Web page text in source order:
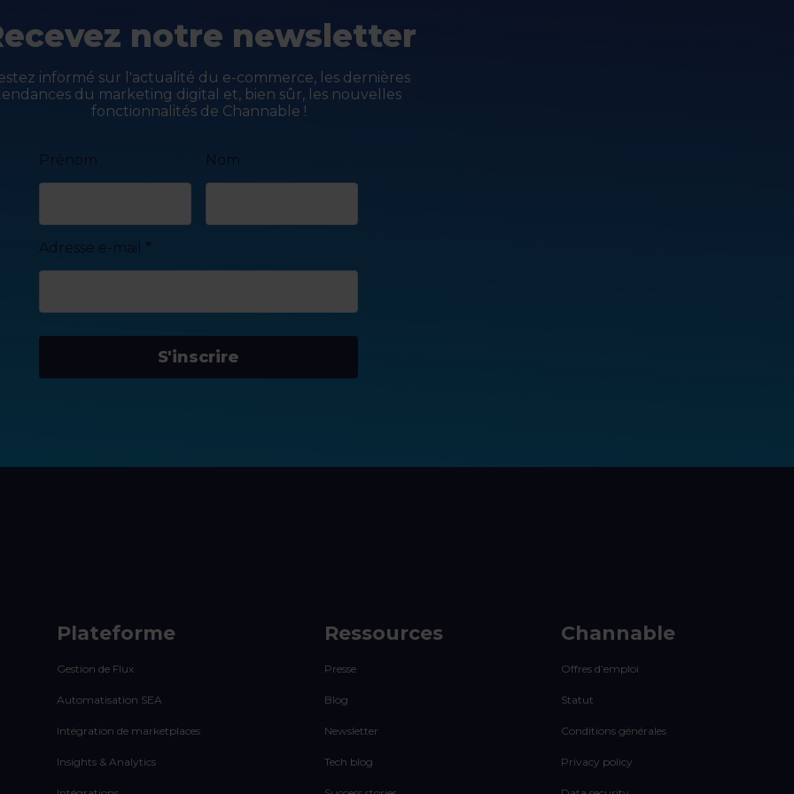
notre newsletter
informé sur l'actualité du e-commerce, les dernières
du marketing digital et, bien sûr, les nouvelles
fonctionnalités de Channable !
Prénom Nom
Adresse e-mail *
S'inscrire
Plateforme
Gestion de Flux
Automatisation SEA
Intégration de marketplaces
Insights & Analytics
Ressources
Presse
Blog
Newsletter
Tech blog
Channable
Offres d’emploi
Statut
Conditions générales
Privacy policy